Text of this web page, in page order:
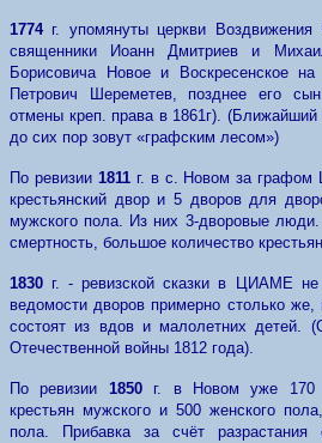
1774г. упомянуты церкви Воздвижения
священники Иоанн Дмитриев и
Борисовича Новое и Воскресенское
Петрович Шереметев, позднее его
отмены креп. права в 1861г).
до сих пор зовут «графским лесом»)
По ревизии 1811 г. в с. Новом за графом
крестьянский двор и 5 дворов для
мужского пола. Из них 3-дворовые
смертность, большое количество
1830 г. - ревизской сказки в ЦИАМЕ
ведомости дворов примерно столько
состоят из вдов и малолетних детей.
Отечественной войны 1812 года).
По ревизии 1850 г. в Новом уже 170
крестьян мужского и 500 женского
пола. Прибавка за счёт